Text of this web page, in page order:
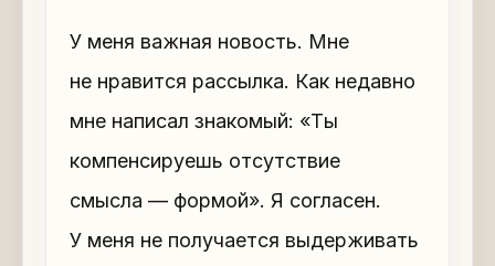
У меня важная новость. Мне
не нравится рассылка. Как недавно
мне написал знакомый: «Ты
компенсируешь отсутствие
смысла — формой». Я согласен.
У меня не получается выдерживать